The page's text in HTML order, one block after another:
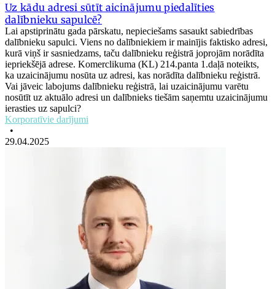
Uz kādu adresi sūtīt aicinājumu piedalīties
dalībnieku sapulcē?
Lai apstiprinātu gada pārskatu, nepieciešams sasaukt sabiedrības
dalībnieku sapulci. Viens no dalībniekiem ir mainījis faktisko adresi,
kurā viņš ir sasniedzams, taču dalībnieku reģistrā joprojām norādīta
iepriekšējā adrese. Komerclikuma (KL) 214.panta 1.daļā noteikts,
ka uzaicinājumu nosūta uz adresi, kas norādīta dalībnieku reģistrā.
Vai jāveic labojums dalībnieku reģistrā, lai uzaicinājumu varētu
nosūtīt uz aktuālo adresi un dalībnieks tiešām saņemtu uzaicinājumu
ierasties uz sapulci?
Korporatīvie darījumi
•
29.04.2025